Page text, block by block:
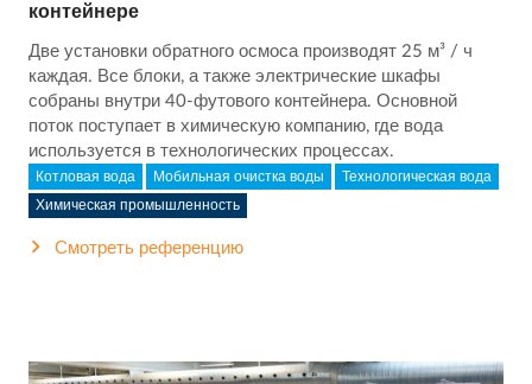
контейнере
Две установки обратного осмоса производят 25 м³ / ч
каждая. Все блоки, а также электрические шкафы
собраны внутри 40-футового контейнера. Основной
поток поступает в химическую компанию, где вода
используется в технологических процессах.
Котловая вода Мобильная очистка воды Технологическая вода
Химическая промышленность
Смотреть референцию